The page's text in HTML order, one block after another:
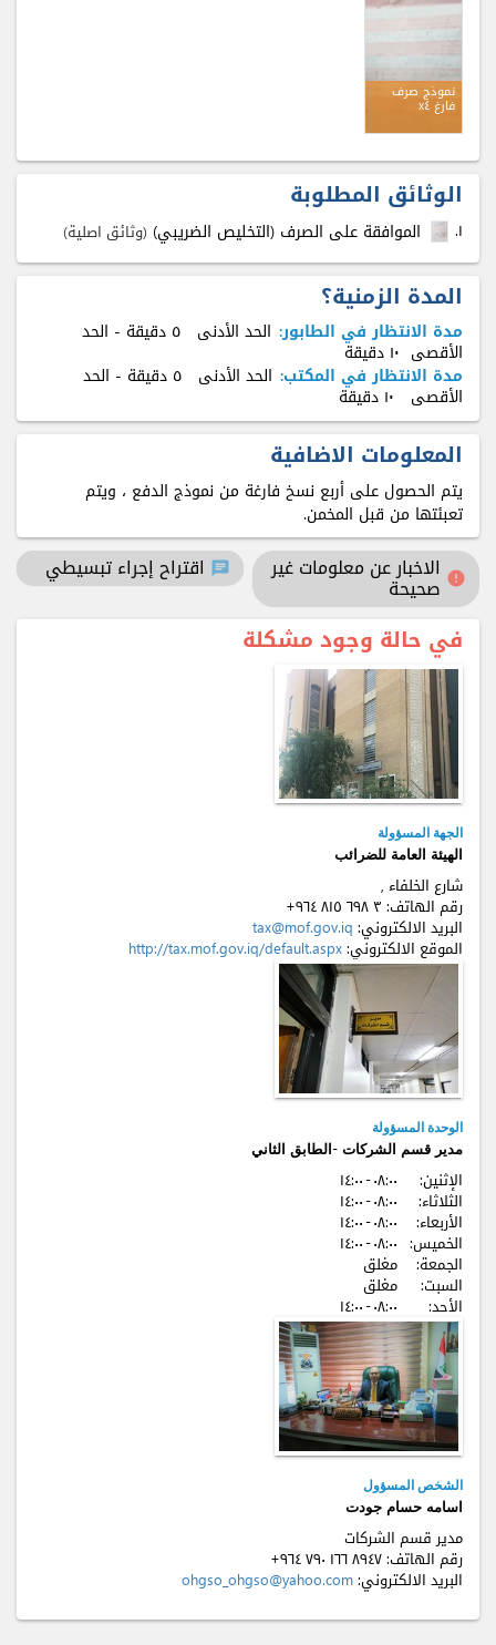
نموذج صرف
فارغ x٤
الوثائق المطلوبة
۱. الموافقة على الصرف (التخليص الضريبي) (وثائق اصلية)
المدة الزمنية؟
مدة الانتظار في الطابور: الحد الأدنى ٥ دقيقة - الحد
الأقصى ۱٠ دقيقة
مدة الانتظار في المكتب: الحد الأدنى ٥ دقيقة - الحد
الأقصى ۱٠ دقيقة
المعلومات الاضافية
يتم الحصول على أربع نسخ فارغة من نموذج الدفع ، ويتم
تعبئتها من قبل المخمن.
error الاخبار عن معلومات غير
صحيحة
chat اقتراح إجراء تبسيطي
في حالة وجود مشكلة
الجهة المسؤولة
الهيئة العامة للضرائب
شارع الخلفاء ,
رقم الهاتف: +٩٦٤ ٨۱٥ ٦٩٨ ٣
البريد الالكتروني: tax@mof.gov.iq
الموقع الالكتروني:http://tax.mof.gov.iq/default.aspx
الوحدة المسؤولة
مدير قسم الشركات -الطابق الثاني
الإثنين: ٠٨:٠٠ - ۱٤:٠٠
الثلاثاء: ٠٨:٠٠ - ۱٤:٠٠
الأربعاء: ٠٨:٠٠ - ۱٤:٠٠
الخميس: ٠٨:٠٠ - ۱٤:٠٠
الجمعة: مغلق
السبت: مغلق
الأحد: ٠٨:٠٠ - ۱٤:٠٠
الشخص المسؤول
اسامه حسام جودت
مدير قسم الشركات
رقم الهاتف:+٩٦٤ ٧٩٠ ۱٦٦ ٨٩٤٧
البريد الالكتروني:ohgso_ohgso@yahoo.com